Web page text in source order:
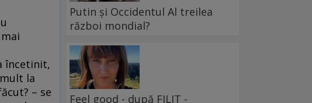
încetinit,
la
– se
Putin și Occidentul Al treilea
război mondial?
Feel good - după FILIT -